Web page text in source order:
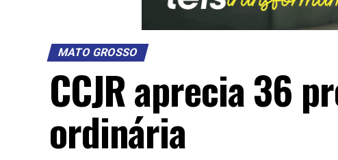
MATO GROSSO
CCJR aprecia 36
ordinária